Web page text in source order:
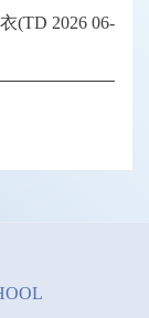
(TD 2026 06-